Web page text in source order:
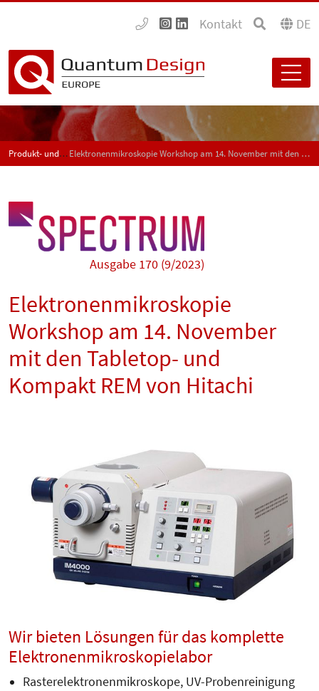
Kontakt DE
Produkt- und Anwendungsneuigkeiten - SPECTRUM Elektronenmikroskopie Workshop am 14. November mit den Tabletop- und Kompakt REM von Hitachi
Ausgabe 170 (9/2023)
Elektronenmikroskopie
Workshop am 14. November
mit den Tabletop- und
Kompakt REM von Hitachi
Wir bieten Lösungen für das komplette
Elektronenmikroskopielabor
Rasterelektronenmikroskope, UV-Probenreinigung